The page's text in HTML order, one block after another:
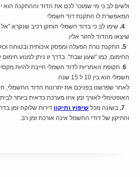
ולשים לב כי מי שמוכר לכם את הדוד וההתקנה הוא
המאפשרת לו התקנת דוד חשמלי
4.
שימו לב כי בדוד חשמלי הותקן רכיב שנקרא "אל
שיצאו מהדוד לחזור אליו.
5.
התקנת נורת הפעלה ומפסק איכותית ובטוחה
החימום, כמו "שעון שבת". בדרך זו ניתן למנוע חימום
6
. תקופת האחריות לדוד חשמלי חייבת להיות
חשמלי הוא בין 10 ל 15 שנה.
לאחר שפרשנו בפניכם את יתרונות הדוד החשמלי,
האופטימלי לאורך זמן איזו מערכת כדאית ביותר
7.
בשונה מכלשיפוץ ותיקון דירות שלוקח זמן
והתיקון של דודי החשמל אינה אורכת זמן רב.